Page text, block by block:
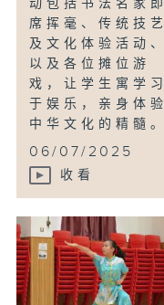
动包括书法名家即
席挥毫、传统技艺
及文化体验活动、
以及各位摊位游
戏，让学生寓学习
于娱乐，亲身体验
中华文化的精髓。
06/07/2025
收看